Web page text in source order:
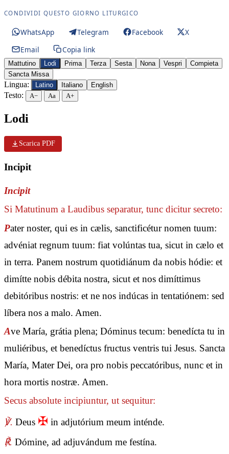
CONDIVIDI QUESTO GIORNO LITURGICO
WhatsApp Telegram Facebook
X
Email
Copia link
Mattutino Lodi Prima Terza Sesta Nona Vespri
Compieta
Sancta Missa
Lingua: Latino Italiano English
Testo: A− Aa A+
Lodi
Scarica PDF
Incipit
Incipit
Si Matutinum a Laudibus separatur, tunc dicitur secreto:
Pater noster, qui es in cælis, sanctificétur nomen tuum:
advéniat regnum tuum: fiat volúntas tua, sicut in cælo et
in terra. Panem nostrum quotidiánum da nobis hódie: et
dimítte nobis débita nostra, sicut et nos dimíttimus
debitóribus nostris: et ne nos indúcas in tentatiónem: sed
líbera nos a malo. Amen.
Ave María, grátia plena; Dóminus tecum: benedícta tu in
muliéribus, et benedíctus fructus ventris tui Jesus. Sancta
María, Mater Dei, ora pro nobis peccatóribus, nunc et in
hora mortis nostræ. Amen.
Secus absolute incipiuntur, ut sequitur:
℣. Deus ✠ in adjutórium meum inténde.
℟. Dómine, ad adjuvándum me festína.